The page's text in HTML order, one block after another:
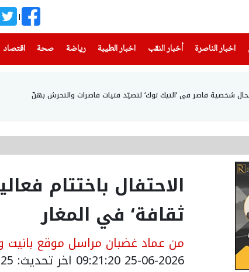
اخبار الناصرة
(current) أخبار النقب اخبار الطيبة(current) رياضة
(current) صحة(current) اقتصاد
شخصية قاصر في ‘التيك توك‘ لتصيّد فتيات قاصرات والتحرش بهنّ
الاحتفال باختتام
ثقافة‘ في المغار
من عماد غضبان مراسل موقع بانيت
25-06-2026 09:21:20 اخر تحديث: 25-06-2026 16:57:00